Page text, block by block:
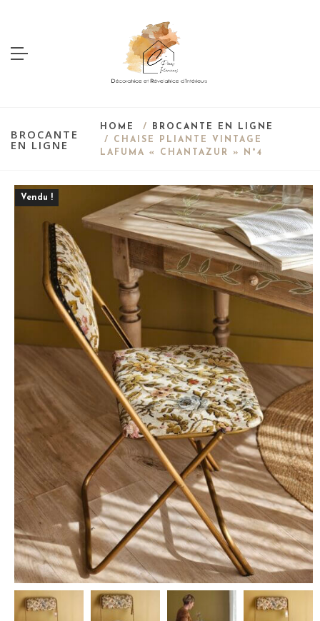
BROCANTE
EN LIGNE
HOME /
BROCANTE EN LIGNE
/ CHAISE PLIANTE VINTAGE
LAFUMA « CHANTAZUR » N°4
Save
Vendu !